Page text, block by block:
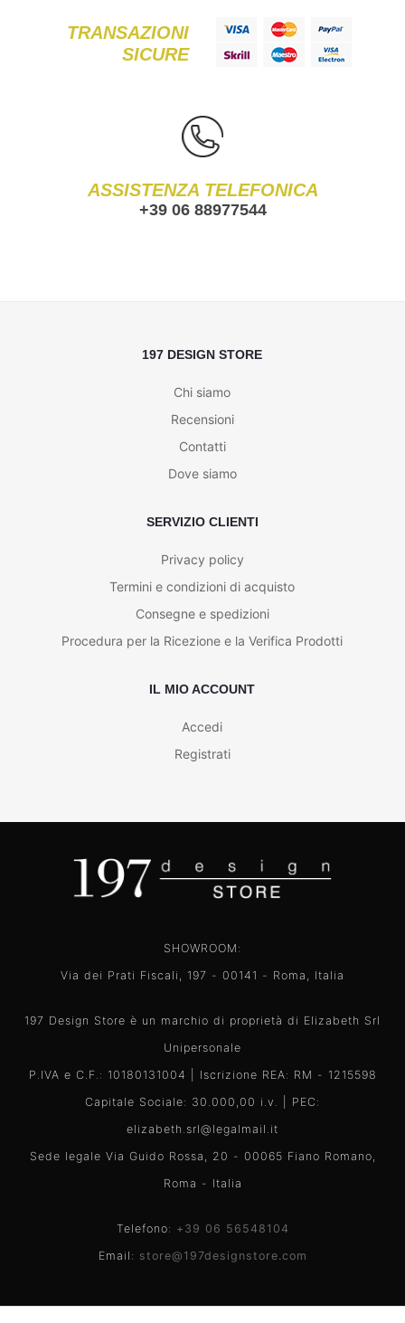
TRANSAZIONI
SICURE
ASSISTENZA TELEFONICA
+39 06 88977544
197 DESIGN STORE
Chi siamo
Recensioni
Contatti
Dove siamo
SERVIZIO CLIENTI
Privacy policy
Termini e condizioni di acquisto
Consegne e spedizioni
Procedura per la Ricezione e la Verifica Prodotti
IL MIO ACCOUNT
Accedi
Registrati
SHOWROOM:
Via dei Prati Fiscali, 197 - 00141 - Roma, Italia
197 Design Store è un marchio di proprietà di Elizabeth Srl
Unipersonale
P.IVA e C.F.: 10180131004 | Iscrizione REA: RM - 1215598
Capitale Sociale: 30.000,00 i.v. | PEC:
elizabeth.srl@legalmail.it
Sede legale Via Guido Rossa, 20 - 00065 Fiano Romano,
Roma - Italia
Telefono: +39 06 56548104
Email: store@197designstore.com